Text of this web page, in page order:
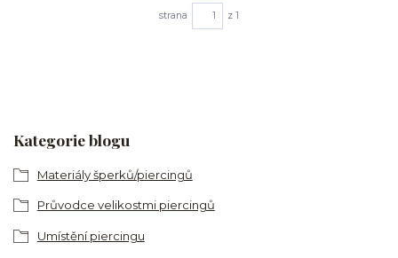
Kategorie blogu
Materiály šperků/piercingů
Průvodce velikostmi piercingů
Umístění piercingu
strana z 1